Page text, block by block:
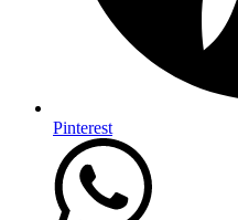
Pinterest